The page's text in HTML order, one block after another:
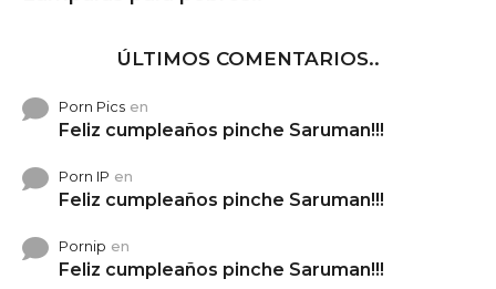
ÚLTIMOS COMENTARIOS..
Porn Pics en
Feliz cumpleaños pinche Saruman!!!
Porn IP en
Feliz cumpleaños pinche Saruman!!!
Pornip en
Feliz cumpleaños pinche Saruman!!!